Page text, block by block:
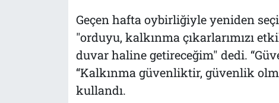
Geçen hafta oybirliğiyle yeniden
"orduyu, kalkınma çıkarlarımızı
duvar haline getireceğim" dedi.
“Kalkınma güvenliktir, güvenlik
kullandı.